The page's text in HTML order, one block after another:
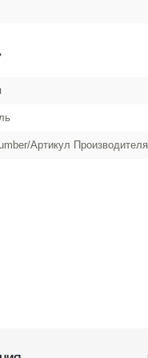
Артикул Производителя